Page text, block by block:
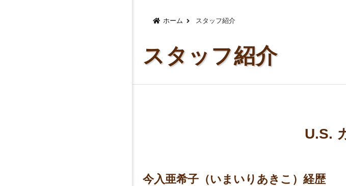
へ
ホーム スタッフ紹介
スタッフ紹介
U.S.
今入亜希子（いまいりあきこ）経歴